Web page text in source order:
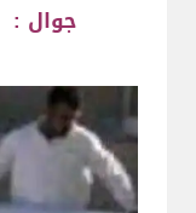
جوال :